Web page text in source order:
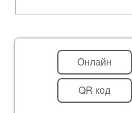
Онлайн
QR код